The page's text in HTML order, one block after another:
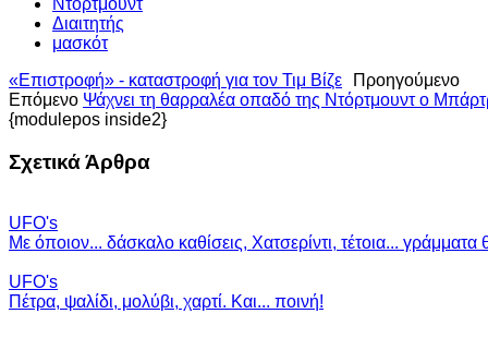
Διαιτητής
μασκότ
Προηγούμενο
«Επιστροφή» - καταστροφή για τον Τιμ Βίζε
Επόμενο Ψάχνει τη θαρραλέα οπαδό της Ντόρτμουντ ο
{modulepos inside2}
Σχετικά Άρθρα
UFO's
Με όποιον... δάσκαλο καθίσεις, Χατσερίντι, τέτοια... γράμματα
UFO's
Πέτρα, ψαλίδι, μολύβι, χαρτί. Και... ποινή!